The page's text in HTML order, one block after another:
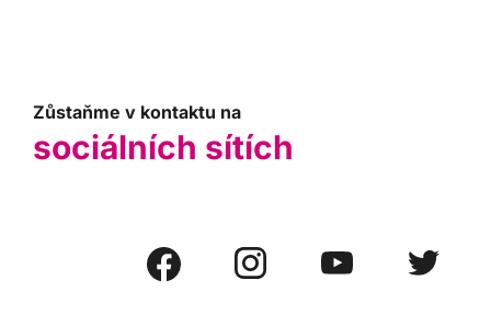
Zůstaňme v kontaktu na
sociálních sítích